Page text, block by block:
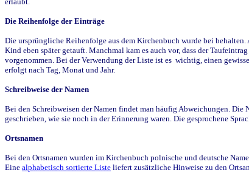
Die Reihenfolge der Einträge
Die ursprüngliche Reihenfolge aus dem Kirchenbuch wurde bei
Kind eben später getauft. Manchmal kam es auch vor, dass der
vorgenommen. Bei der Verwendung der Liste ist es wichtig, einen
erfolgt nach Tag, Monat und Jahr.
Schreibweise der Namen
Bei den Schreibweisen der Namen findet man häufig Abweichungen. Die
geschrieben, wie sie noch in der Erinnerung waren. Die gesprochene
Ortsnamen
Bei den Ortsnamen wurden im Kirchenbuch polnische und deutsche
Eine alphabetisch sortierte Liste liefert zusätzliche Hinweise zu den